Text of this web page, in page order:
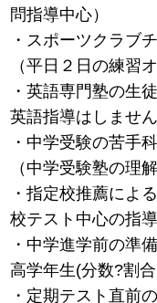
問指導中心）
・スポーツクラブ
（平日２日の練習
・英語専門塾の生
英語指導はしません
・中学受験の苦手
（中学受験塾の理
・指定校推薦によ
校テスト中心の指
・中学進学前の準
高学年生(分数?割
・定期テスト直前